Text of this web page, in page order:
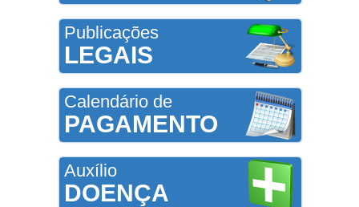
Publicações
LEGAIS
Calendário de
PAGAMENTO
Auxílio
DOENÇA